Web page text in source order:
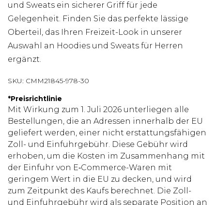
und Sweats ein sicherer Griff für jede
Gelegenheit. Finden Sie das perfekte lässige
Oberteil, das Ihren Freizeit-Look in unserer
Auswahl an Hoodies und Sweats für Herren
ergänzt.
SKU: CMM21845-978-30
*Preisrichtlinie
Mit Wirkung zum 1. Juli 2026 unterliegen alle
Bestellungen, die an Adressen innerhalb der EU
geliefert werden, einer nicht erstattungsfähigen
Zoll- und Einfuhrgebühr. Diese Gebühr wird
erhoben, um die Kosten im Zusammenhang mit
der Einfuhr von E‑Commerce-Waren mit
geringem Wert in die EU zu decken, und wird
zum Zeitpunkt des Kaufs berechnet. Die Zoll-
und Einfuhrgebühr wird als separate Position an